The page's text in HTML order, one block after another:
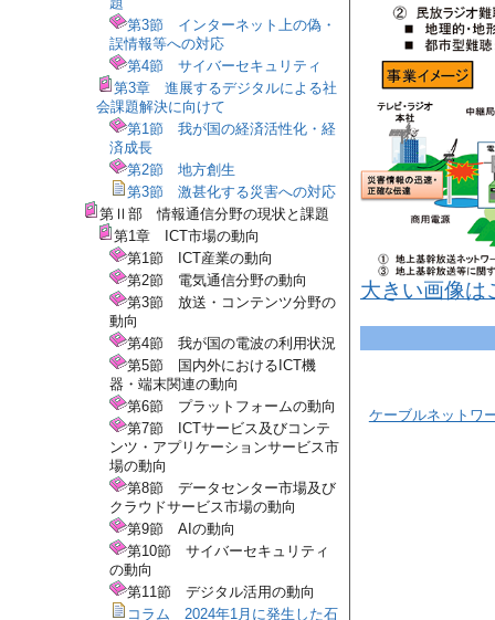
大きい画像は
ケーブルネットワ
第3節 インターネット上の偽・
誤情報等への対応
第4節 サイバーセキュリティ
第3章 進展するデジタルによる社
会課題解決に向けて
第1節 我が国の経済活性化・経
済成長
第2節 地方創生
第3節 激甚化する災害への対応
第Ⅱ部 情報通信分野の現状と課題
第1章 ICT市場の動向
第1節 ICT産業の動向
第2節 電気通信分野の動向
第3節 放送・コンテンツ分野の
動向
第4節 我が国の電波の利用状況
第5節 国内外におけるICT機
器・端末関連の動向
第6節 プラットフォームの動向
第7節 ICTサービス及びコンテ
ンツ・アプリケーションサービス市
場の動向
第8節 データセンター市場及び
クラウドサービス市場の動向
第9節 AIの動向
第10節 サイバーセキュリティ
の動向
第11節 デジタル活用の動向
コラム 2024年1月に発生した石